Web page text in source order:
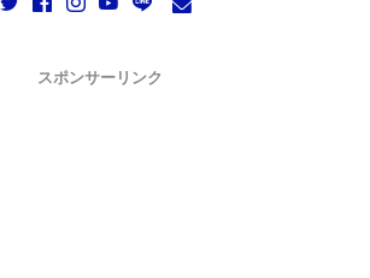
スポンサーリンク